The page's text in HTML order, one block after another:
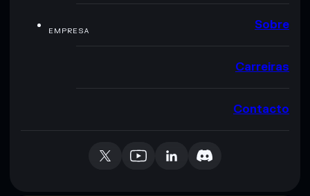
EMPRESA Sobre
Carreiras
Contacto